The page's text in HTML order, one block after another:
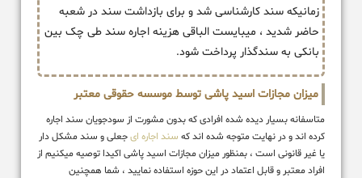
زمانیکه سند کارشناسی شد و برای بازداشت سند در شعبه
حاضر شدید ، میبایست الباقی هزینه اجاره سند طی چک بین
بانکی به سندگذار پرداخت شود.
میزان مجازات اسید پاشی توسط موسسه حقوقی معتبر
متاسفانه بسیار دیده شده افرادی که بدون مشورت از سودجویان سند اجاره
کرده اند و در نهایت متوجه شده اند که سند اجاره ایجعلی و سند مشکل دار
یا غیر قانونی است ، بمنظور میزان مجازات اسید پاشی اکیدا توصیه میکنیم از
افراد معتبر و قابل اعتماد در این حوزه استفاده نمایید ، شما همچنین